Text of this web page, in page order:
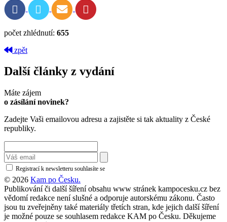
počet zhlédnutí: 655
zpět
Další články z vydání
Máte zájem
o zásílání novinek?
Zadejte Vaši emailovou adresu a zajistěte si tak aktuality z České
republiky.
Registrací k newsletteru souhlasíte se
© 2026 Kam po Česku.
Publikování či další šíření obsahu www stránek kampocesku.cz bez
vědomí redakce není slušné a odporuje autorskému zákonu. Často
jsou tu zveřejněny také materiály třetích stran, kde jejich další šíření
je možné pouze se souhlasem redakce KAM po Česku. Děkujeme